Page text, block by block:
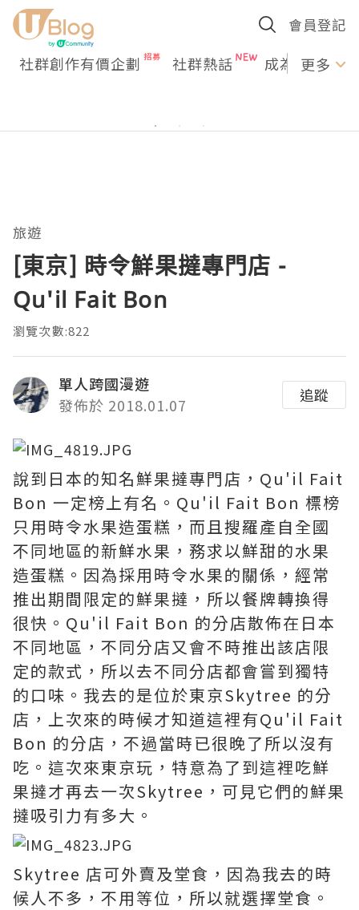
會員登記
社群創作有價企劃 社群熱話 成為U更多
旅遊
[東京] 時令鮮果撻專門店 -
Qu'il Fait Bon
瀏覽次數:822
單人跨國漫遊
發佈於 2018.01.07
追蹤
說到日本的知名鮮果撻專門店，Qu'il Fait
Bon 一定榜上有名。Qu'il Fait Bon 標榜
只用時令水果造蛋糕，而且搜羅產自全國
不同地區的新鮮水果，務求以鮮甜的水果
造蛋糕。因為採用時令水果的關係，經常
推出期間限定的鮮果撻，所以餐牌轉換得
很快。Qu'il Fait Bon 的分店散佈在日本
不同地區，不同分店又會不時推出該店限
定的款式，所以去不同分店都會嘗到獨特
的口味。我去的是位於東京Skytree 的分
店，上次來的時候才知道這裡有Qu'il Fait
Bon 的分店，不過當時已很晚了所以沒有
吃。這次來東京玩，特意為了到這裡吃鮮
果撻才再去一次Skytree，可見它們的鮮果
撻吸引力有多大。
Skytree 店可外賣及堂食，因為我去的時
候人不多，不用等位，所以就選擇堂食。